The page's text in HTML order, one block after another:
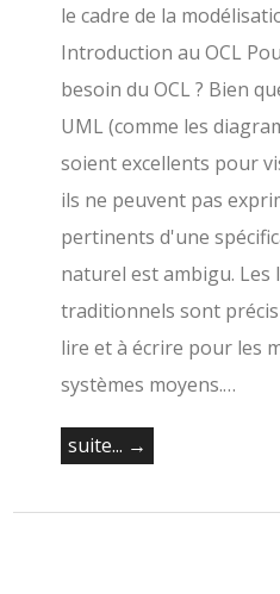
le cadre de la
Introduction au OCL
besoin du OCL ? Bien
UML (comme les
soient excellents pour
ils ne peuvent pas
pertinents d'une
naturel est ambigu. Les
traditionnels sont
lire et à écrire pour les
systèmes moyens.…
suite... →